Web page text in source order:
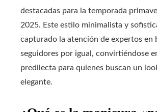
destacadas para la temporada
2025. Este estilo minimalista y
capturado la atención de expertos en
seguidores por igual, convirtiéndose
predilecta para quienes buscan un
elegante.